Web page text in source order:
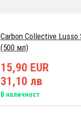
Carbon Collective Lusso
(500 мл)
15,90 EUR
31,10 лв
В наличност